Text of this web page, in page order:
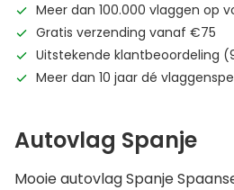
Meer dan 100.000 vlaggen op
Gratis verzending vanaf €75
Uitstekende klantbeoordeling
Meer dan 10 jaar dé
Autovlag Spanje
Mooie autovlag Spanje